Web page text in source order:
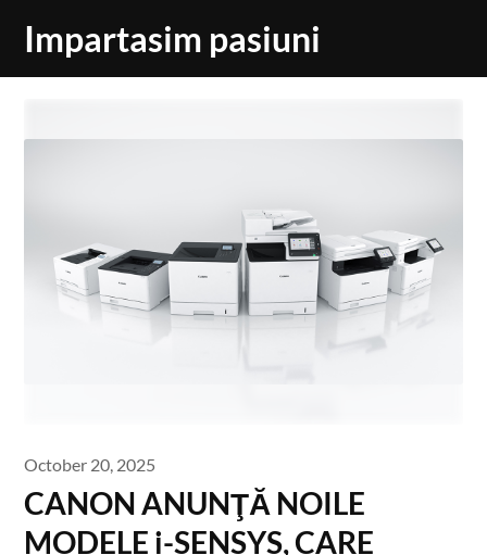
Impartasim pasiuni
October 20, 2025
CANON ANUNŢĂ NOILE
MODELE i-SENSYS, CARE